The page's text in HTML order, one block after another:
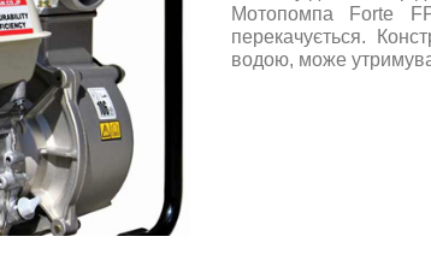
Мотопомпа Forte
перекачується.
водою, може